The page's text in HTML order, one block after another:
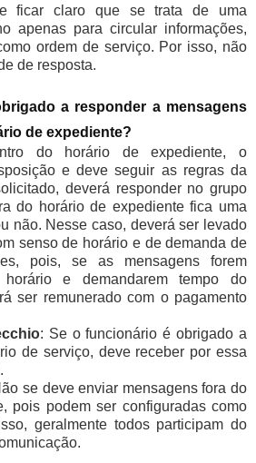
ficar claro que se trata de uma
apenas para circular informações,
ordem de serviço. Por isso, não
de resposta.
a responder a mensagens
de expediente?
do horário de expediente, o
e deve seguir as regras da
deverá responder no grupo
do horário de expediente fica uma
não. Nesse caso, deverá ser levado
senso de horário e de demanda de
pois, se as mensagens forem
e demandarem tempo do
ser remunerado com o pagamento
: Se o funcionário é obrigado a
de serviço, deve receber por essa
se deve enviar mensagens fora do
pois podem ser configuradas como
geralmente todos participam do